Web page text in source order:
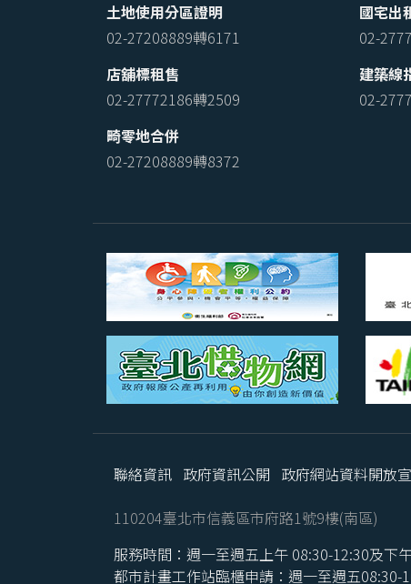
土地使用分區證明
02-27208889轉6171
國宅出
02-
店舖標租售
02-27772186轉2509
建築線
02-
畸零地合併
02-27208889轉8372
聯絡資訊 政府資訊公開 政府網站資料開放
110204臺北市信義區市府路1號9樓(南區)
服務時間：週一至週五上午 08:30-12:30及下
都市計畫工作站臨櫃申請：週一至週五08:30-